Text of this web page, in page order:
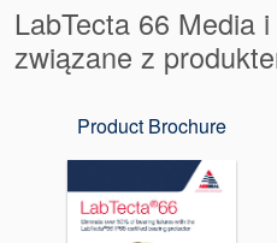
LabTecta 66 Media
związane z
Product Brochure